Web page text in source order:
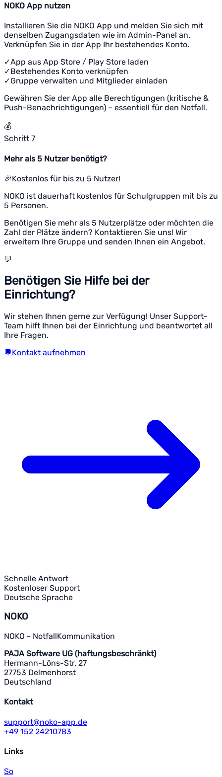
NOKO App nutzen
Installieren Sie die NOKO App und melden Sie sich mit
denselben Zugangsdaten wie im Admin-Panel an.
Verknüpfen Sie in der App Ihr bestehendes Konto.
✓App aus App Store / Play Store laden
✓Bestehendes Konto verknüpfen
✓Gruppe verwalten und Mitglieder einladen
Gewähren Sie der App alle Berechtigungen (kritische &
Push-Benachrichtigungen) – essentiell für den Notfall.
💰
Schritt 7
Mehr als 5 Nutzer benötigt?
🎉Kostenlos für bis zu 5 Nutzer!
NOKO ist dauerhaft kostenlos für Schulgruppen mit bis zu
5 Personen.
Benötigen Sie mehr als 5 Nutzerplätze oder möchten die
Zahl der Plätze ändern? Kontaktieren Sie uns! Wir
erweitern Ihre Gruppe und senden Ihnen ein Angebot.
💬
Benötigen Sie Hilfe bei der
Einrichtung?
Wir stehen Ihnen gerne zur Verfügung! Unser Support-
Team hilft Ihnen bei der Einrichtung und beantwortet all
Ihre Fragen.
💬Kontakt aufnehmen
Schnelle Antwort
Kostenloser Support
Deutsche Sprache
NOKO
NOKO - NotfallKommunikation
PAJA Software UG (haftungsbeschränkt)
Hermann-Löns-Str. 27
27753 Delmenhorst
Deutschland
Kontakt
support@noko-app.de
+49 152 24210783
Links
So